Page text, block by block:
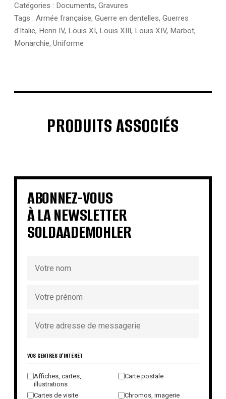
Catégories : Documents, Gravures
Tags : Armée française, Guerre en dentelles, Guerres
d'Italie, Henri IV, Louis XI, Louis XIII, Louis XIV, Marbot,
Monarchie, Uniforme
PRODUITS ASSOCIÉS
€ €
€ € €
€
ABONNEZ-VOUS
À LA NEWSLETTER
SOLDAADEMOHLER
VOS CENTRES D'INTÉRÊT
Affiches, cartes,
illustrations
Carte postale
Cartes de visite Chromos, imagerie